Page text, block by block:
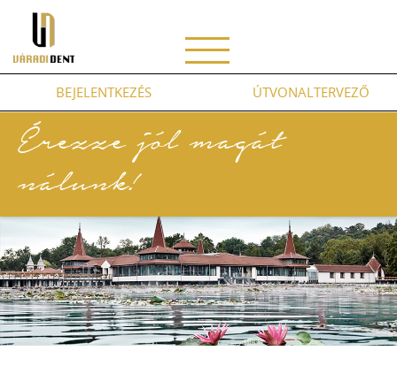
Váradident
BEJELENTKEZÉS ÚTVONALTERVEZŐ
Érezze jól magát
nálunk!